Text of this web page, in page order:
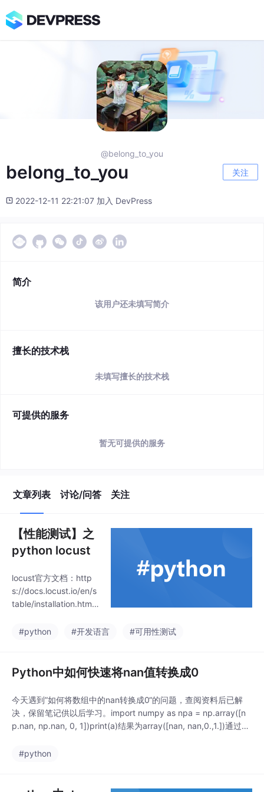
@belong_to_you
belong_to_you 关注
2022-12-11 22:21:07 加入 DevPress
简介
该用户还未填写简介
擅长的技术栈
未填写擅长的技术栈
可提供的服务
暂无可提供的服务
文章列表 讨论/问答 关注
【性能测试】之
python locust
locust官方文档：http
s://docs.locust.io/en/s
table/installation.htm
ocust -V命令查看，如
site-packages/locust
(python 3.9.10)”locust
是一款开源的用python
实现的性能/压力测试工
具，可以通过
#python #开发语言 #可用性测试
Python中如何快速将nan值转换成0
今天遇到”如何将数组中的nan转换成0“的问题，查阅资料后已解
决，保留笔记供以后学习。import numpy as npa = np.array([n
p.nan, np.nan, 0, 1])print(a)结果为array([nan, nan,0.,1.])通过调
um(a)结果为array([0., 0.,
#python